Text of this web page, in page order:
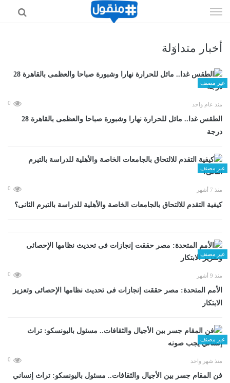
الى
أخبار متداوَلة
غير مصنف
منذ عام واحد 0
الطقس غدا.. مائل للحرارة نهارا وشبورة صباحا والعظمى بالقاهرة 28
درجة
غير مصنف
منذ 7 أشهر 0
كيفية التقدم للالتحاق بالجامعات الخاصة والأهلية للدراسة بالتيرم الثانى؟
غير مصنف
منذ 9 أشهر 0
الأمم المتحدة: مصر حققت إنجازات فى تحديث نظامها الإحصائى وتعزيز
الابتكار
غير مصنف
منذ شهر واحد 0
فن المقام جسر بين الأجيال والثقافات.. مسئول باليونسكو: تراث إنساني